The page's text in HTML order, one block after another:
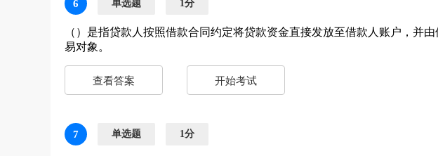
6 单选题 1分
（）是指贷款人按照借款合同约定将贷款资金直接发放至借款人账户，并
易对象。
查看答案 开始考试
7 单选题 1分